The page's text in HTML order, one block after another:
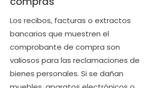
Los recibos, facturas o extractos
bancarios que muestren el
comprobante de compra son
valiosos para las reclamaciones de
bienes personales. Si se dañan